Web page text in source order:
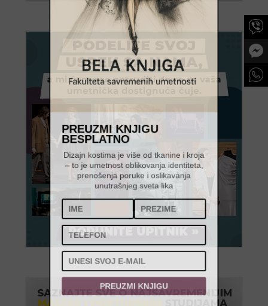
PREUZMI KNJIGU
BESPLATNO
Dizajn kostima je više od tkanine i kroja
– to je umetnost oblikovanja identiteta,
prenošenja poruke i oslikavanja
unutrašnjeg sveta lika
PREUZMI KNJIGU